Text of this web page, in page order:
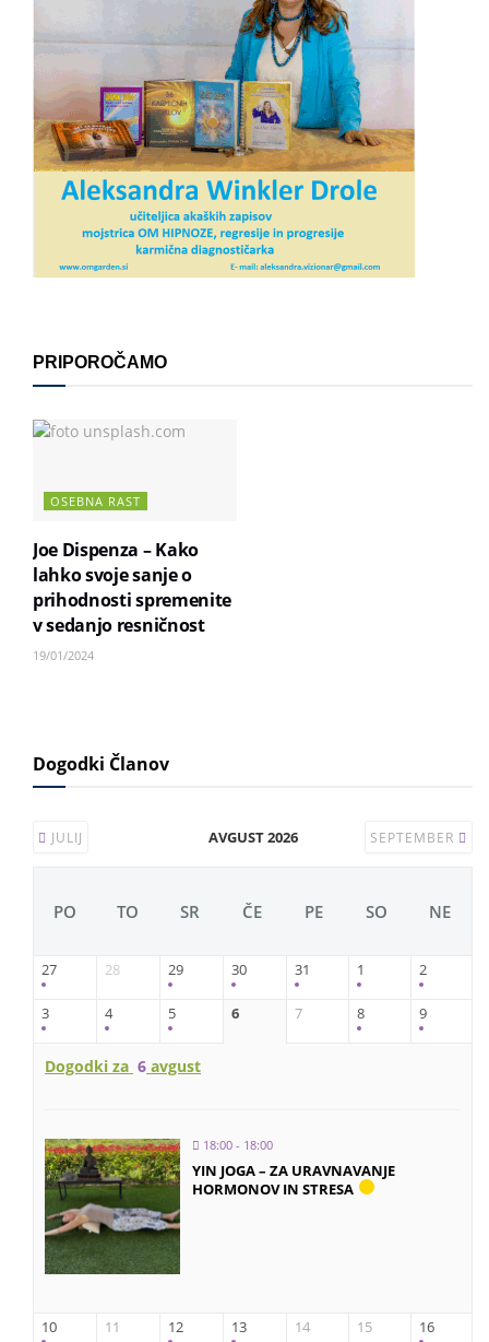
PRIPOROČAMO
OSEBNA RAST
Joe Dispenza – Kako
lahko svoje sanje o
prihodnosti spremenite
v sedanjo resničnost
19/01/2024
Dogodki Članov
JULIJ AVGUST 2026 SEPTEMBER
PO TO SR ČE PE SO NE
27 28 29 30 31 1 2
3 4 5 6 7 8 9
Dogodki za 6 avgust
18:00 - 18:00
YIN JOGA – ZA URAVNAVANJE
HORMONOV IN STRESA
10 11 12 13 14 15 16